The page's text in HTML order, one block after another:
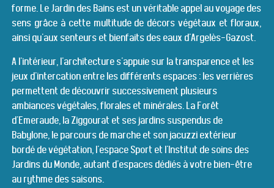
forme. Le Jardin des Bains est un véritable appel au voyage des
sens grâce à cette multitude de décors végétaux et floraux,
ainsi qu'aux senteurs et bienfaits des eaux d'Argelès-Gazost.
A l'intérieur, l'architecture s'appuie sur la transparence et les
jeux d'intercation entre les différents espaces : les verrières
permettent de découvrir successivement plusieurs
ambiances végétales, florales et minérales. La Forêt
d'Emeraude, la Ziggourat et ses jardins suspendus de
Babylone, le parcours de marche et son jacuzzi extérieur
bordé de végétation, l'espace Sport et l'Institut de soins des
Jardins du Monde, autant d'espaces dédiés à votre bien-être
au rythme des saisons.